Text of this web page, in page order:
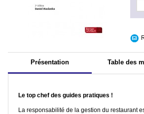
Présentation Table des
Le top chef des guides pratiques !
La responsabilité de la gestion du restaurant